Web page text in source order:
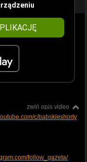
zwiń opis video
c/babskieshorty
follow_gazeta/